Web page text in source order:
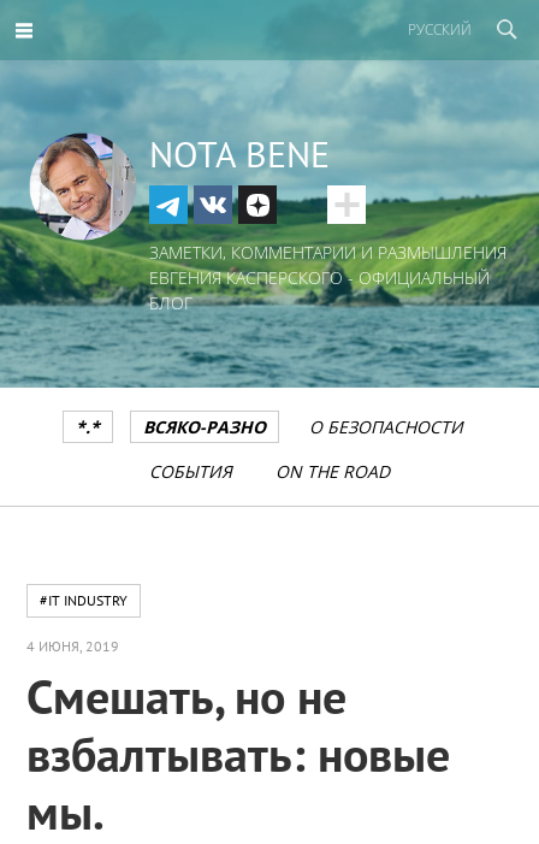
РУССКИЙ
NOTA BENE
ЗАМЕТКИ, КОММЕНТАРИИ И РАЗМЫШЛЕНИЯ
ЕВГЕНИЯ КАСПЕРСКОГО - ОФИЦИАЛЬНЫЙ
БЛОГ
*.* ВСЯКО-РАЗНО
О БЕЗОПАСНОСТИ
СОБЫТИЯ
ON THE ROAD
#IT INDUSTRY
4 ИЮНЯ, 2019
Смешать, но не
взбалтывать: новые
мы.